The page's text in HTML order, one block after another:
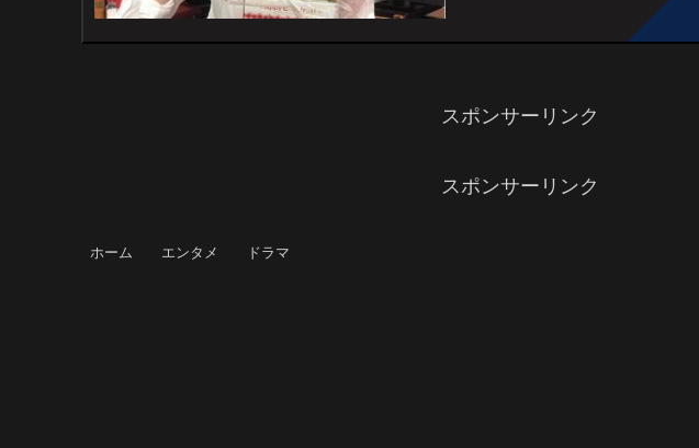
スポンサーリンク
スポンサーリンク
ホーム エンタメ ドラマ